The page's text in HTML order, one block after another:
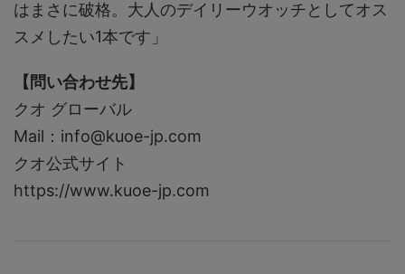
はまさに破格。大人のデイリーウオッチとしてオス
スメしたい1本です」
【問い合わせ先】
クオ グローバル
Mail：info@kuoe-jp.com
クオ公式サイト
https://www.kuoe-jp.com